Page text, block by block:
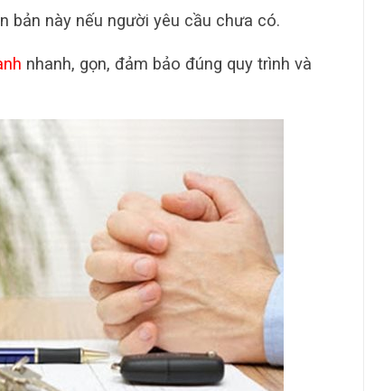
bản này nếu người yêu cầu chưa có.
nhanh, gọn, đảm bảo đúng quy trình và